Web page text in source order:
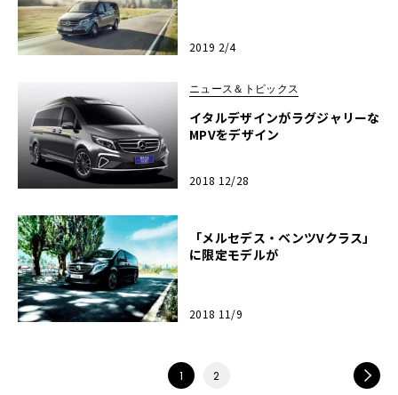
2019 2/4
ニュース＆トピックス
イタルデザインがラグジャリーな
MPVをデザイン
2018 12/28
「メルセデス・ベンツVクラス」
に限定モデルが
2018 11/9
1 2